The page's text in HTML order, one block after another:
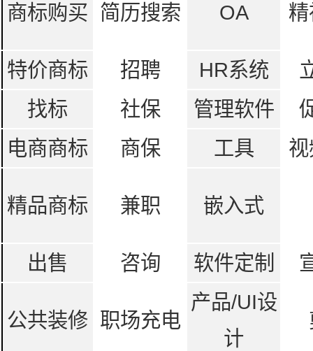
商标购买 简历搜索 OA
特价商标 招聘 HR系统
找标
社保 管理软件
电商商标
商保 工具
精品商标 兼职 嵌入式
出售 咨询 软件定制
公共装修 职场充电
产品/UI设
计